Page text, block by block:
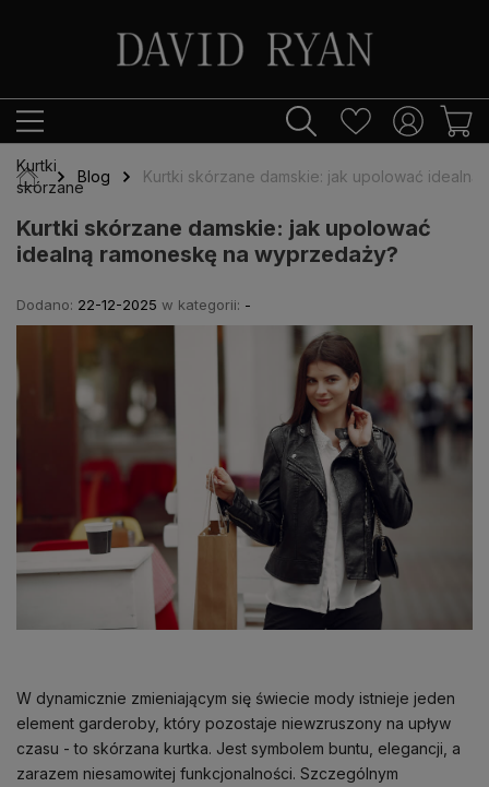
Kurtki
skórzane
Blog Kurtki skórzane damskie: jak upolować
Kurtki skórzane damskie: jak upolować
idealną ramoneskę na wyprzedaży?
Dodano: 22-12-2025 w kategorii: -
W dynamicznie zmieniającym się świecie mody istnieje jeden
element garderoby, który pozostaje niewzruszony na upływ
czasu - to skórzana kurtka. Jest symbolem buntu, elegancji, a
zarazem niesamowitej funkcjonalności. Szczególnym